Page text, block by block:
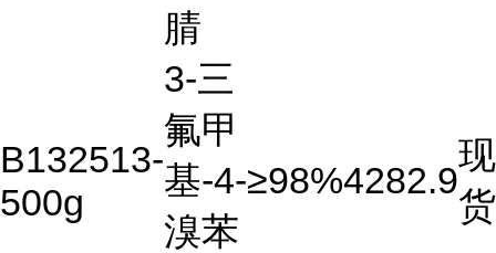
腈
B132513-
500g
3-三
氟甲
基-4-
溴苯
≥98%4282.9
现
货